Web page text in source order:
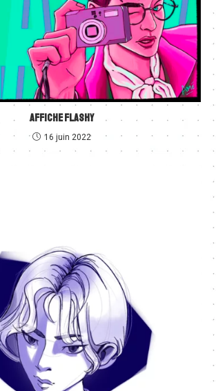
AFFICHE FLASHY
16 juin 2022